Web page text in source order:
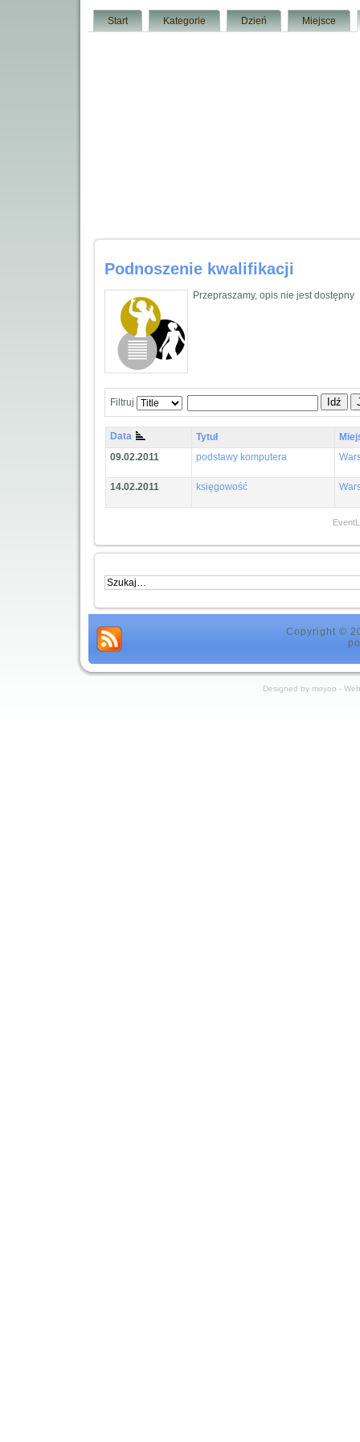
Start Kategorie Dzień Miejsce
Podnoszenie kwalifikacji
Przepraszamy, opis nie jest dostępny
Filtruj Idź
Data Tytuł
09.02.2011
podstawy komputera
14.02.2011 księgowość
Copyright ©
Designed by moyoo -